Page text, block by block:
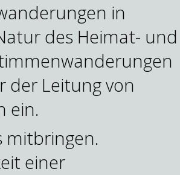
in
des Heimat- und
der Leitung von
ein.
mitbringen.
einer